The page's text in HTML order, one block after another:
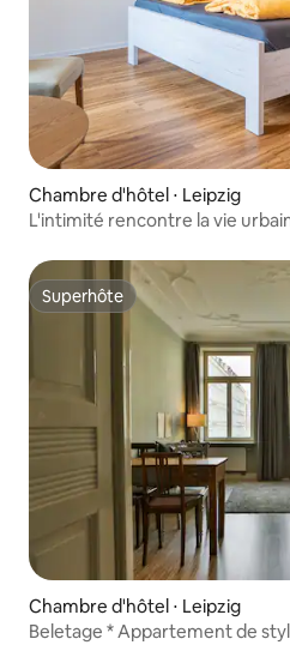
Chambre d'hôtel ⋅ Leipzig
L'intimité rencontre la vie
Superhôte
Superhôte
Chambre d'hôtel ⋅ Leipzig
Beletage * Appartement de